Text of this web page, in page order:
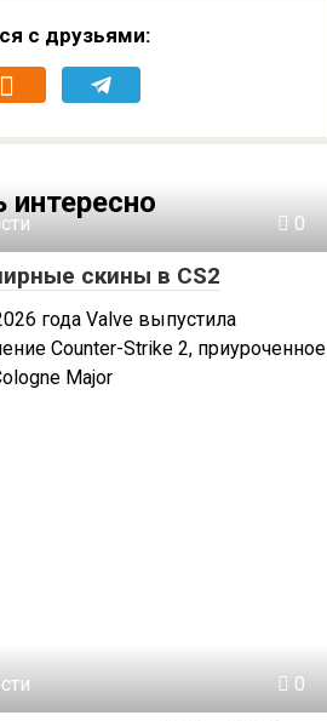
с друзьями:
0
скины в CS2
года Valve выпустила
Counter-Strike 2, приуроченное
Major
0